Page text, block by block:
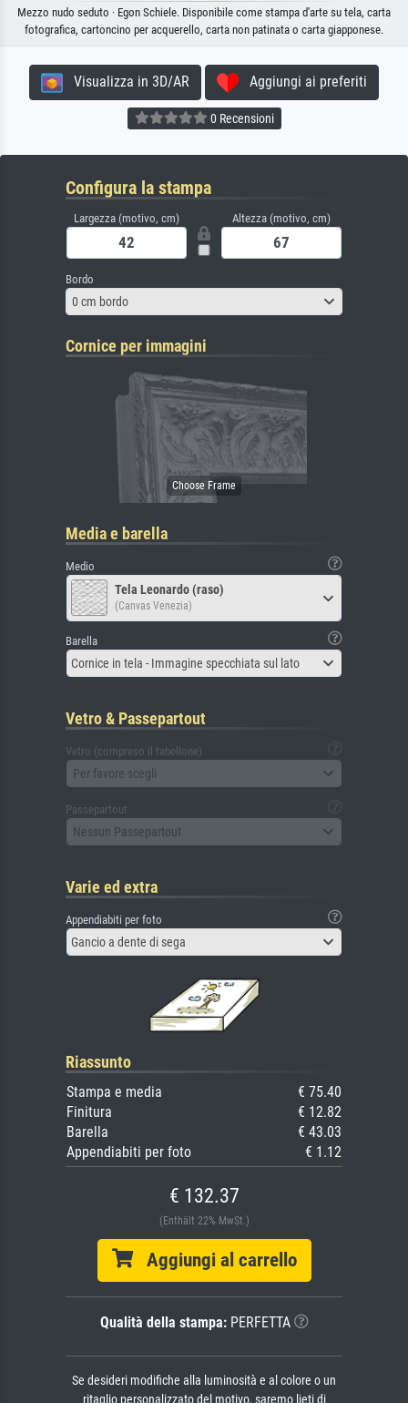
Mezzo nudo seduto · Egon Schiele. Disponibile come stampa d'arte su tela, carta
fotografica, cartoncino per acquerello, carta non patinata o carta giapponese.
Visualizza in 3D/AR Aggiungi ai preferiti
0 Recensioni
Configura la stampa
Largezza (motivo, cm) Altezza (motivo, cm)
Bordo
0 cm bordo
Cornice per immagini
Media e barella
Medio
Tela Leonardo (raso)
(Canvas Venezia)
Barella
Cornice in tela - Immagine specchiata sul lato
Vetro & Passepartout
Vetro (compreso il tabellone)
Per favore scegli
Passepartout
Nessun Passepartout
Varie ed extra
Appendiabiti per foto
Gancio a dente di sega
Riassunto
Stampa e media
€ 75.40
Finitura
€ 12.82
Barella
€ 43.03
Appendiabiti per foto
€ 1.12
€ 132.37
(Enthält 22% MwSt.)
Aggiungi al carrello
Qualità della stampa:PERFETTA
Se desideri modifiche alla luminosità e al colore o un